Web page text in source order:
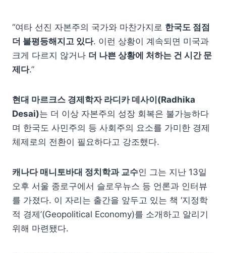
“여타 선진 자본주의 국가와 마찬가지로 한국도 점점
더 불평등해지고 있다. 이런 상황이 계속되면 미국과
크게 다르지 않거나 더 나쁜 상황에 처하는 건 시간 문
제다.”
현대 마르크스 경제학자 라디카 데사이(Radhika
Desai)는 더 이상 자본주의 성장 회복은 불가능하다
며 한국도 사민주의 등 사회주의 요소를 가미한 경제
체제로의 전환이 필요하다고 강조했다.
캐나다 매니토바대 정치학과 교수인 그는 지난 13일
오후 서울 종로구에서 슬로우뉴스 등 언론과 인터뷰
를 가졌다. 이 자리는 출간을 앞두고 있는 책 ‘지정학
적 경제’(Geopolitical Economy)를 소개하고 알리기
위해 마련됐다.